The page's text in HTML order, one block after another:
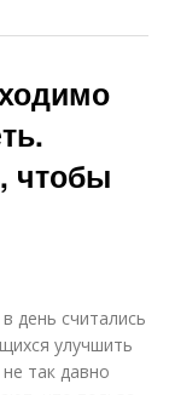
чтобы
день считались
улучшить
так давно